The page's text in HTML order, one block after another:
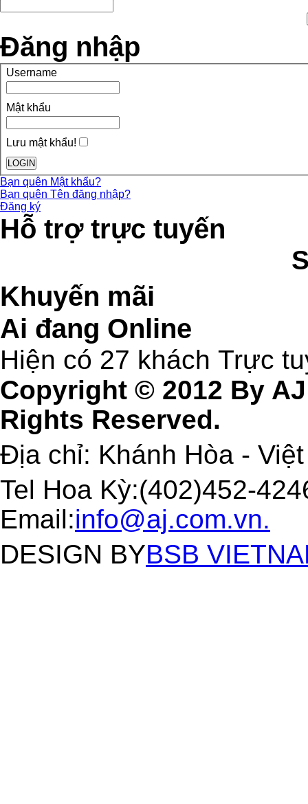
Đăng nhập
Username
Mật khẩu
Lưu mật khẩu!
Bạn quên Mật khẩu?
Bạn quên Tên đăng nhập?
Đăng ký
Hỗ trợ trực tuyến
Khuyến mãi
Ai đang Online
Hiện có 27 khách Trực
Copyright © 2012 By
Rights Reserved.
Địa chỉ: Khánh Hòa -
Tel Hoa Kỳ:(402)452-
Email:info@aj.com.vn.
DESIGN BYBSB